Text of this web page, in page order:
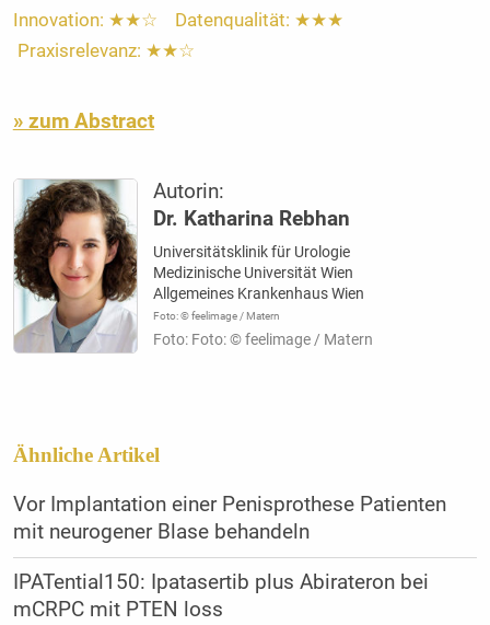
Innovation: ★★☆ Datenqualität: ★★★
Praxisrelevanz: ★★☆
» zum Abstract
Autorin:
Dr. Katharina Rebhan
Universitätsklinik für Urologie
Medizinische Universität Wien
Allgemeines Krankenhaus Wien
Foto: © feelimage / Matern
Foto: Foto: © feelimage / Matern
Ähnliche Artikel
Vor Implantation einer Penisprothese Patienten
mit neurogener Blase behandeln
IPATential150: Ipatasertib plus Abirateron bei
mCRPC mit PTEN loss